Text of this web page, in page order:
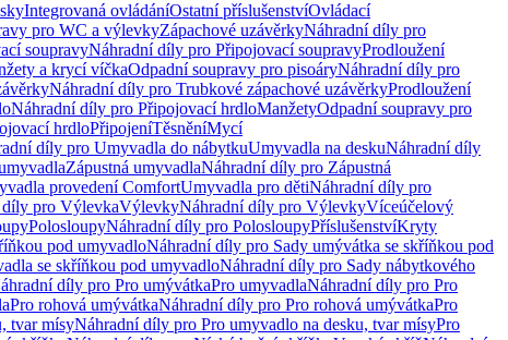
Integrovaná ovládáníOstatní příslušenstvíOvládací
pro WC a výlevkyZápachové uzávěrkyNáhradní díly pro
soupravyNáhradní díly pro Připojovací soupravyProdloužení
a krycí víčkaOdpadní soupravy pro pisoáryNáhradní díly pro
Náhradní díly pro Trubkové zápachové uzávěrkyProdloužení
Náhradní díly pro Připojovací hrdloManžetyOdpadní soupravy pro
hrdloPřipojeníTěsněníMycí
díly pro Umyvadla do nábytkuUmyvadla na deskuNáhradní díly
Zápustná umyvadlaNáhradní díly pro Zápustná
provedení ComfortUmyvadla pro dětiNáhradní díly pro
pro VýlevkaVýlevkyNáhradní díly pro VýlevkyVíceúčelový
PolosloupyNáhradní díly pro PolosloupyPříslušenstvíKryty
pod umyvadloNáhradní díly pro Sady umývátka se skříňkou pod
se skříňkou pod umyvadloNáhradní díly pro Sady nábytkového
díly pro Pro umývátkaPro umyvadlaNáhradní díly pro Pro
Pro rohová umývátkaNáhradní díly pro Pro rohová umývátkaPro
tvar mísyNáhradní díly pro Pro umyvadlo na desku, tvar mísyPro